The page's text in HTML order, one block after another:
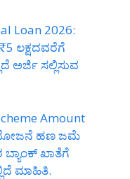
Loan 2026:
ಲಕ್ಷದವರೆಗೆ
ಅರ್ಜಿ ಸಲ್ಲಿಸುವ
Amount
ಯೋಜನೆ ಹಣ ಜಮೆ
ಖಾತೆಗೆ
ಮಾಹಿತಿ.